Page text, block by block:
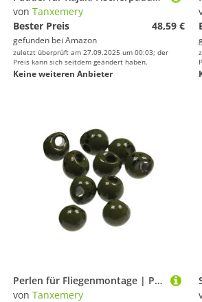
von Tanxemery
Bester Preis
48,59 €
gefunden bei Amazon
zuletzt überprüft am 27.09.2025 um 00:03; der
Preis kann sich seitdem geändert haben.
Keine weiteren Anbieter
Perlen für Fliegenmontage | Perlen aus Wolfram für Fliegenmontage, vielseitiges Zubehör aus tiefem Blei, robustes Material für Erwachsene, Anfänger, Experten
von Tanxemery